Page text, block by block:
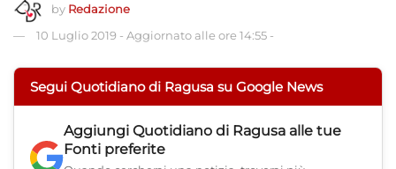
by Redazione
10 Luglio 2019 - Aggiornato alle ore 14:55 -
Segui Quotidiano di Ragusa su Google News
Aggiungi Quotidiano di Ragusa alle tue
Fonti preferite